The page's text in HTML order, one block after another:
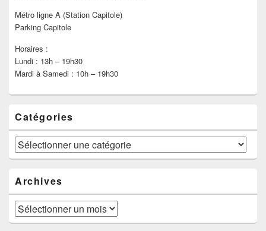
Métro ligne A (Station Capitole)
Parking Capitole
Horaires :
Lundi : 13h – 19h30
Mardi à Samedi : 10h – 19h30
Catégories
Catégories
Archives
Archives